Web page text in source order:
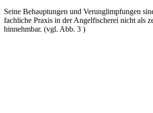
Seine Behauptungen und Verunglimpfungen
fachliche Praxis in der Angelfischerei nicht als
hinnehmbar. (vgl. Abb. 3 )